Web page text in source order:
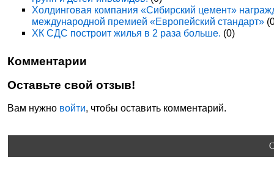
Холдинговая компания «Сибирский цемент»
международной премией «Европейский стандарт»
ХК СДС построит жилья в 2 раза больше. (0)
Комментарии
Оставьте свой отзыв!
Вам нужно войти, чтобы оставить комментарий.